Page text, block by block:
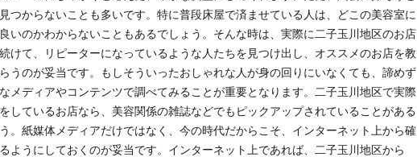
つからないことも多いです。特に普段床屋で済ませている人は、どこの美容室に
いのかわからないこともあるでしょう。そんな時は、実際に二子玉川地区のお店
けて、リピーターになっているような人たちを見つけ出し、オススメのお店を教
うのが妥当です。もしそういったおしゃれな人が身の回りにいなくても、諦めず
メディアやコンテンツで調べてみることが重要となります。二子玉川地区で実際
しているお店なら、美容関係の雑誌などでもピックアップされていることがある
。紙媒体メディアだけではなく、今の時代だからこそ、インターネット上から確
ようにしておくのが妥当です。インターネット上であれば、二子玉川地区から